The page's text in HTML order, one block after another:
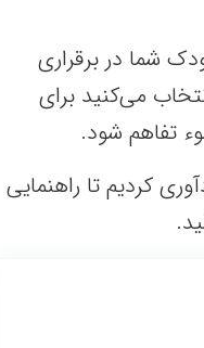
شما در برقراری
می‌کنید برای
تفاهم شود.
کردیم تا راهنمایی